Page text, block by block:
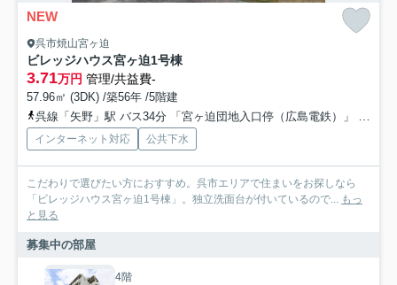
NEW
呉市焼山宮ヶ迫
ビレッジハウス宮ヶ迫1号棟
3.71万円 管理/共益費-
57.96㎡ (3DK) /築56年 /5階建
呉線「矢野」駅 バス34分 「宮ヶ迫団地入口停（広島電鉄）」 停歩12分
インターネット対応 公共下水
こだわりで選びたい方におすすめ。呉市エリアで住まいをお探しなら
「ビレッジハウス宮ヶ迫1号棟」。独立洗面台が付いているので... もっ
と見る
募集中の部屋
4階